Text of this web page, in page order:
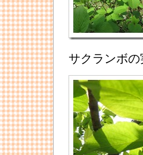
サクランボ